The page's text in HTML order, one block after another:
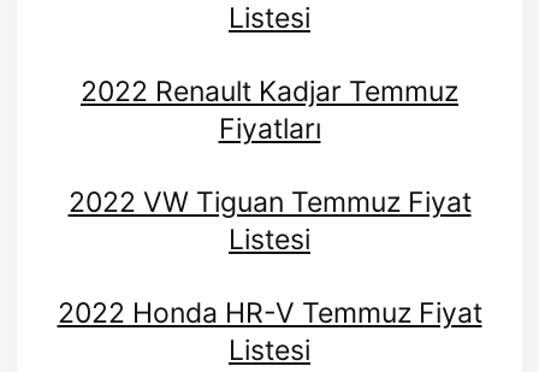
Listesi
2022 Renault Kadjar Temmuz
Fiyatları
2022 VW Tiguan Temmuz Fiyat
Listesi
2022 Honda HR-V Temmuz Fiyat
Listesi